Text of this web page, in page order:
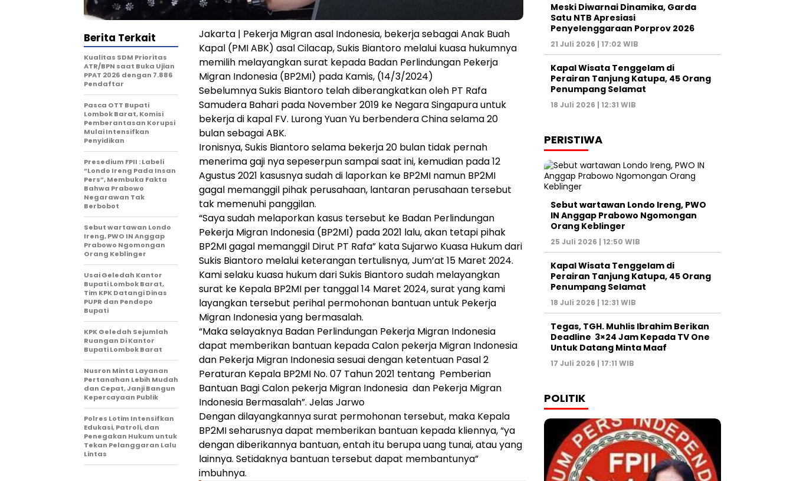
Jakarta | Pekerja Migran asal Indonesia, bekerja sebagai Anak Buah
Kapal (PMI ABK) asal Cilacap, Sukis Biantoro melalui kuasa hukumnya
memilih melayangkan surat kepada Badan Perlindungan Pekerja
Migran Indonesia (BP2MI) pada Kamis, (14/3/2024)
Sebelumnya Sukis Biantoro telah diberangkatkan oleh PT Rafa
Samudera Bahari pada November 2019 ke Negara Singapura untuk
bekerja di kapal FV. Lurong Yuan Yu berbendera China selama 20
bulan sebagai ABK.
Ironisnya, Sukis Biantoro selama bekerja 20 bulan tidak pernah
menerima gaji nya sepeserpun sampai saat ini, kemudian pada 12
Agustus 2021 kasusnya sudah di laporkan ke BP2MI namun BP2MI
gagal memanggil pihak perusahaan, lantaran perusahaan tersebut
tak memenuhi panggilan.
“Saya sudah melaporkan kasus tersebut ke Badan Perlindungan
Pekerja Migran Indonesia (BP2MI) pada 2021 lalu, akan tetapi pihak
BP2MI gagal memanggil Dirut PT Rafa” kata Sujarwo Kuasa Hukum dari
Sukis Biantoro melalui keterangan tertulisnya, Jum’at 15 Maret 2024.
Kami selaku kuasa hukum dari Sukis Biantoro sudah melayangkan
surat ke Kepala BP2MI per tanggal 14 Maret 2024, surat yang kami
layangkan tersebut perihal permohonan bantuan untuk Pekerja
Migran Indonesia yang bermasalah.
“Maka selayaknya Badan Perlindungan Pekerja Migran Indonesia
dapat memberikan bantuan kepada Calon pekerja Migran Indonesia
dan Pekerja Migran Indonesia sesuai dengan ketentuan Pasal 2
Peraturan Kepala BP2MI No. 07 Tahun 2021 tentang Pemberian
Bantuan Bagi Calon pekerja Migran Indonesia dan Pekerja Migran
Indonesia Bermasalah”. Jelas Jarwo
Dengan dilayangkannya surat permohonan tersebut, maka Kepala
BP2MI seharusnya dapat memberikan bantuan kepada kliennya, “ya
dengan diberikannya bantuan, entah itu berupa uang tunai, atau yang
lainnya. Setidaknya bantuan tersebut dapat membantunya”
imbuhnya.
Berita Terkait
Kualitas SDM Prioritas
ATR/BPN saat Buka Ujian
PPAT 2026 dengan 7.886
Pendaftar
Pasca OTT Bupati
Lombok Barat, Komisi
Pemberantasan Korupsi
Mulai Intensifkan
Penyidikan
Presedium FPII : Labeli
“Londo Ireng Pada Insan
Pers”, Membuka Fakta
Bahwa Prabowo
Negarawan Tak
Berbobot
Sebut wartawan Londo
Ireng, PWO IN Anggap
Prabowo Ngomongan
Orang Keblinger
Usai Geledah Kantor
Bupati Lombok Barat,
Tim KPK Datangi Dinas
PUPR dan Pendopo
Bupati
KPK Geledah Sejumlah
Ruangan Di Kantor
Bupati Lombok Barat
Nusron Minta Layanan
Pertanahan Lebih Mudah
dan Cepat, Janji Bangun
Kepercayaan Publik
Polres Lotim Intensifkan
Edukasi, Patroli, dan
Penegakan Hukum untuk
Tekan Pelanggaran Lalu
Lintas
Meski Diwarnai Dinamika, Garda
Satu NTB Apresiasi
Penyelenggaraan Porprov 2026 ‎
21 Juli 2026 | 17:02 WIB
Kapal Wisata Tenggelam di
Perairan Tanjung Katupa, 45 Orang
Penumpang Selamat
18 Juli 2026 | 12:31 WIB
PERISTIWA
Sebut wartawan Londo Ireng, PWO
IN Anggap Prabowo Ngomongan
Orang Keblinger
25 Juli 2026 | 12:50 WIB
Kapal Wisata Tenggelam di
Perairan Tanjung Katupa, 45 Orang
Penumpang Selamat
18 Juli 2026 | 12:31 WIB
Tegas, TGH. Muhlis Ibrahim Berikan
Deadline 3×24 Jam Kepada TV One
Untuk Datang Minta Maaf
17 Juli 2026 | 17:11 WIB
POLITIK